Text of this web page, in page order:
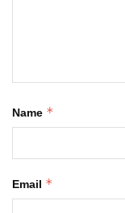
Name *
Email *